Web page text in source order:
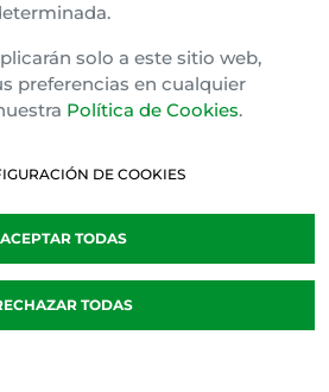
de cookies
solo a este sitio web,
preferencias en cualquier
Política de Cookies.
DE COOKIES
ACEPTAR TODAS
TODAS